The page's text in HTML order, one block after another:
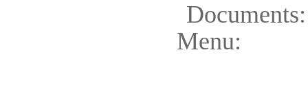
Documents:
Menu: